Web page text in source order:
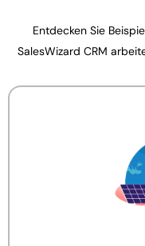
Entdecken Sie
SalesWizard CRM